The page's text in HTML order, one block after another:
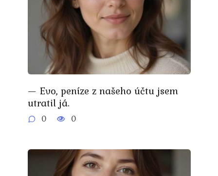
— Evo, peníze z našeho účtu jsem
utratil já.
0 0